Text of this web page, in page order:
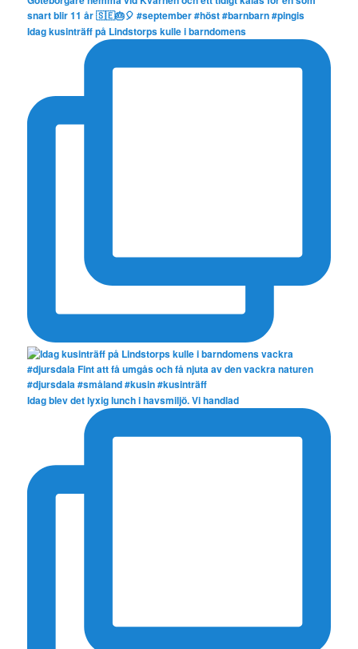
Idag kusinträff på Lindstorps kulle i barndomens
Idag blev det lyxig lunch i havsmiljö. Vi handlad